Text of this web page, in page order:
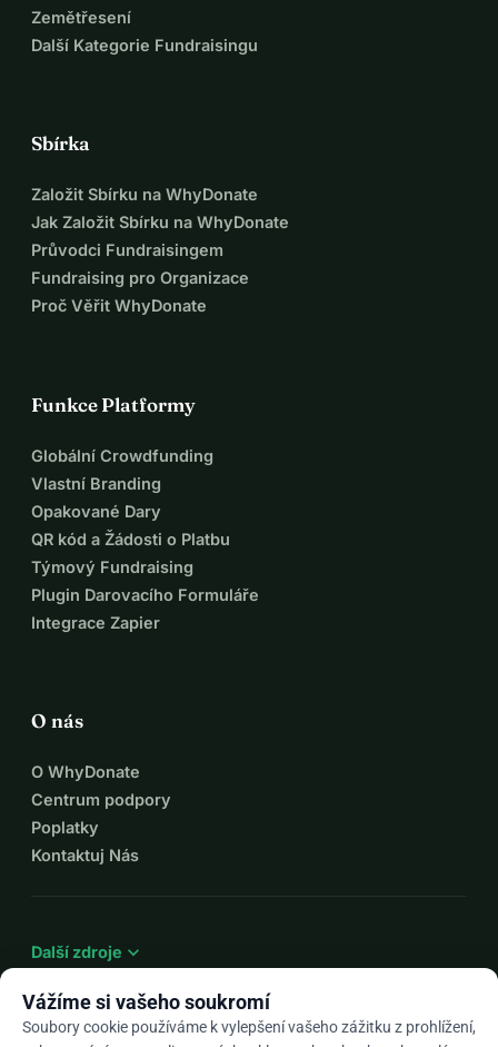
Zemětřesení
Další Kategorie Fundraisingu
Sbírka
Založit Sbírku na WhyDonate
Jak Založit Sbírku na WhyDonate
Průvodci Fundraisingem
Fundraising pro Organizace
Proč Věřit WhyDonate
Funkce Platformy
Globální Crowdfunding
Vlastní Branding
Opakované Dary
QR kód a Žádosti o Platbu
Týmový Fundraising
Plugin Darovacího Formuláře
Integrace Zapier
O nás
O WhyDonate
Centrum podpory
Poplatky
Kontaktuj Nás
Další zdroje expand_more
Vážíme si vašeho soukromí
Soubory cookie používáme k vylepšení vašeho zážitku z prohlížení,